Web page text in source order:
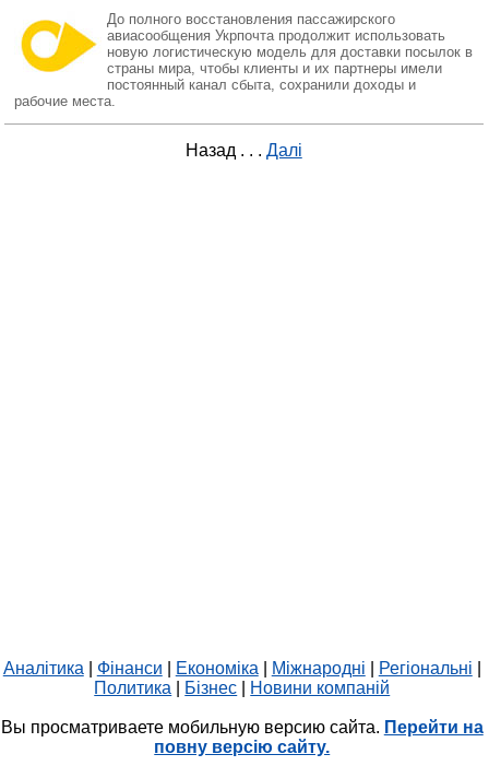
До полного восстановления пассажирского
авиасообщения Укрпочта продолжит использовать
новую логистическую модель для доставки посылок в
страны мира, чтобы клиенты и их партнеры имели
постоянный канал сбыта, сохранили доходы и
рабочие места.
Назад . . . Далі
Аналітика Фінанси Економіка Міжнародні Регіональні
Политика
Бізнес Новини компаній
Вы просматриваете мобильную версию сайта. Перейти на
повну версію сайту.